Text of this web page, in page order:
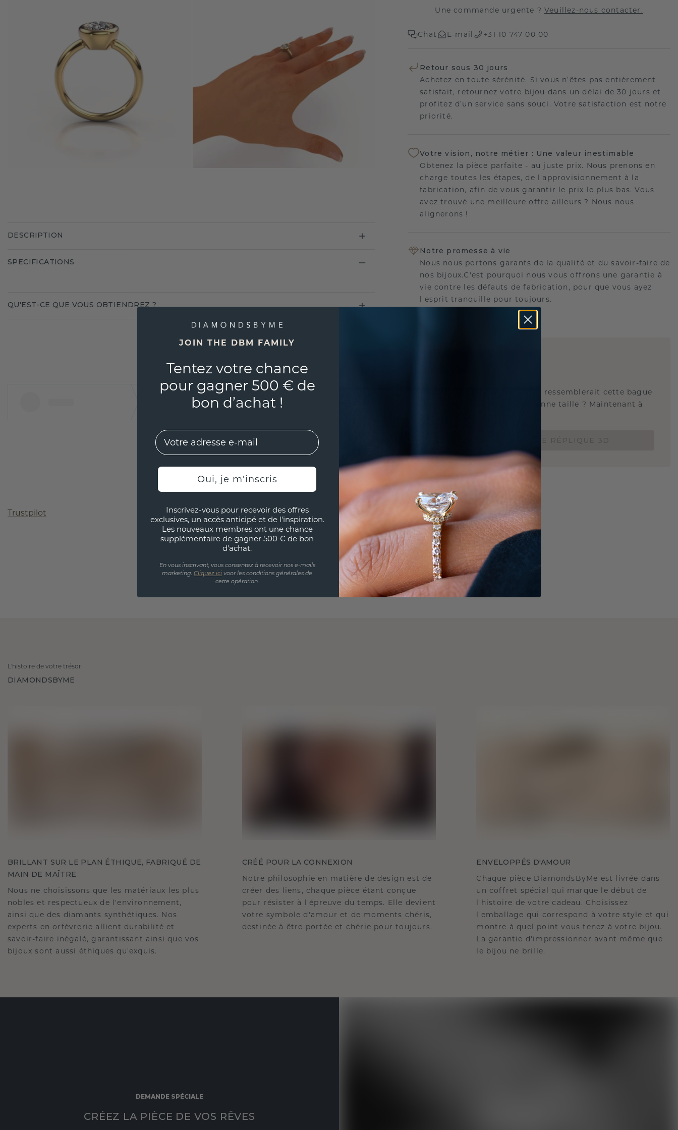
Une commande urgente ? Veuillez-nous contacter.
Chat E-mail +31 10 747 00 00
Retour sous 30 jours
Achetez en toute sérénité. Si vous n’êtes pas entièrement
satisfait, retournez votre bijou dans un délai de 30 jours et
profitez d’un service sans souci. Votre satisfaction est notre
priorité.
Votre vision, notre métier : Une valeur inestimable
Obtenez la pièce parfaite - au juste prix. Nous prenons en
charge toutes les étapes, de l'approvisionnement à la
fabrication, afin de vous garantir le prix le plus bas. Vous
avez trouvé une meilleure offre ailleurs ? Nous nous
alignerons !
Notre promesse à vie
Nous nous portons garants de la qualité et du savoir-faire de
nos bijoux.C'est pourquoi nous vous offrons une garantie à
vie contre les défauts de fabrication, pour que vous ayez
l'esprit tranquille pour toujours.
Souhaitez-vous savoir à quoi ressemblerait cette bague
sur vous et si elle est à la bonne taille ? Maintenant à
DESCRIPTION
SPECIFICATIONS
QU'EST-CE QUE VOUS OBTIENDREZ ?
Trustpilot
L'histoire de votre trésor
DIAMONDSBYME
BRILLANT SUR LE PLAN ÉTHIQUE, FABRIQUÉ DE
MAIN DE MAÎTRE
Nous ne choisissons que les matériaux les plus
nobles et respectueux de l'environnement,
ainsi que des diamants synthétiques. Nos
experts en orfèvrerie allient durabilité et
savoir-faire inégalé, garantissant ainsi que vos
bijoux sont aussi éthiques qu'exquis.
CRÉÉ POUR LA CONNEXION
Notre philosophie en matière de design est de
créer des liens, chaque pièce étant conçue
pour résister à l'épreuve du temps. Elle devient
votre symbole d'amour et de moments chéris,
destinée à être portée et chérie pour toujours.
ENVELOPPÉS D'AMOUR
Chaque pièce DiamondsByMe est livrée dans
un coffret spécial qui marque le début de
l'histoire de votre cadeau. Choisissez
l'emballage qui correspond à votre style et qui
montre à quel point vous tenez à votre bijou.
La garantie d'impressionner avant même que
le bijou ne brille.
DEMANDE SPÉCIALE
CRÉEZ LA PIÈCE DE VOS RÊVES
JOIN THE DBM FAMILY
Tentez votre chance
pour gagner 500 € de
bon d’achat !
EMail
Oui, je m'inscris
Inscrivez-vous pour recevoir des offres
exclusives, un accès anticipé et de l'inspiration.
Les nouveaux membres ont une chance
supplémentaire de gagner 500 € de bon
d'achat.
En vous inscrivant, vous consentez à recevoir nos e-mails
marketing. Cliquez ici voor les conditions générales de
cette opération.